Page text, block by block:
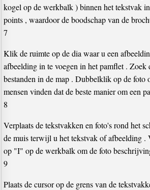
kogel op de werkbalk ) binnen het tekstvak
points , waardoor de boodschap van de
7
Klik de ruimte op de dia waar u een
afbeelding in te voegen in het pamflet . Zoek
bestanden in de map . Dubbelklik op de foto
mensen vinden dat de beste manier om een
8
Verplaats de tekstvakken en foto's rond het
de muis terwijl u het tekstvak of afbeelding .
op "I" op de werkbalk om de foto
9
Plaats de cursor op de grens van de